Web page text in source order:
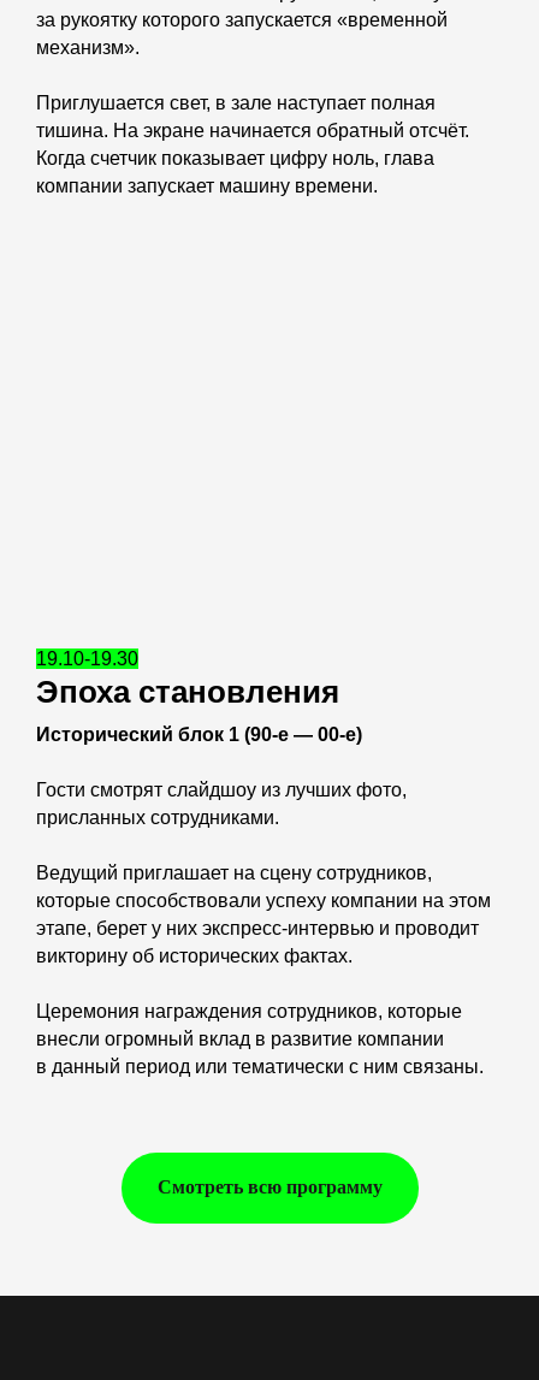
за рукоятку которого запускается «временной
механизм».
Приглушается свет, в зале наступает полная
тишина. На экране начинается обратный отсчёт.
Когда счетчик показывает цифру ноль, глава
компании запускает машину времени.
19.10-19.30
Эпоха становления
Исторический блок 1 (90-е — 00-е)
Гости смотрят слайдшоу из лучших фото,
присланных сотрудниками.
Ведущий приглашает на сцену сотрудников,
которые способствовали успеху компании на этом
этапе, берет у них экспресс-интервью и проводит
викторину об исторических фактах.
Церемония награждения сотрудников, которые
внесли огромный вклад в развитие компании
в данный период или тематически с ним связаны.
Смотреть всю программу